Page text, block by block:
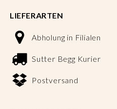
LIEFERARTEN
Abholung in Filialen
Sutter Begg Kurier
Postversand